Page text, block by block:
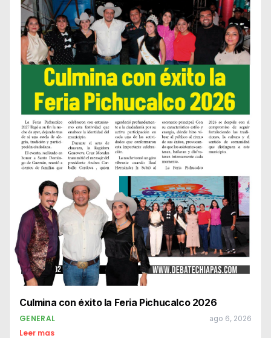
Culmina con éxito la Feria Pichucalco 2026
GENERAL ago 6, 2026
Leer mas